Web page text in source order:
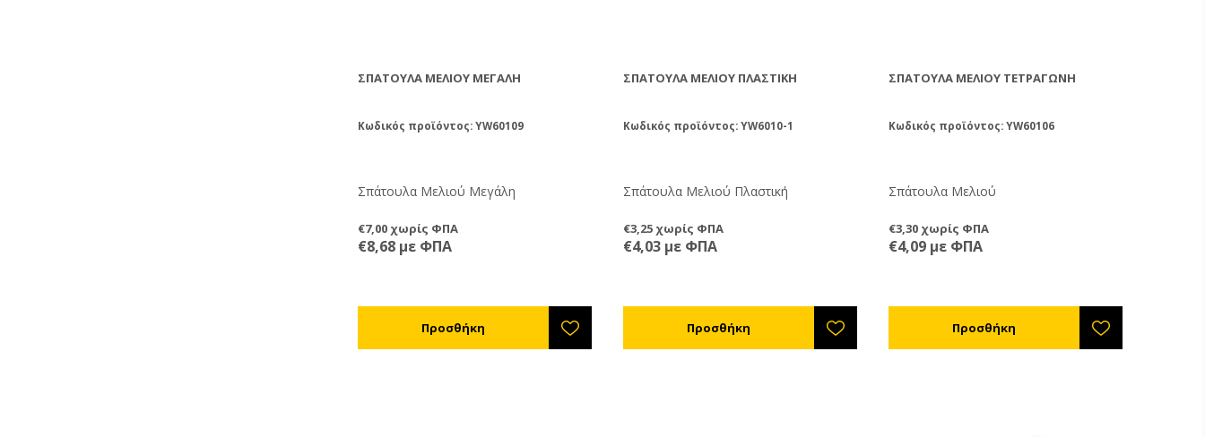
ΣΠΆΤΟΥΛΑ ΜΕΛΙΟΎ ΜΕΓΆΛΗ
Κωδικός προϊόντος: YW60109
Σπάτουλα Μελιού Μεγάλη
€7,00 χωρίς ΦΠΑ
€8,68 με ΦΠΑ
ΣΠΆΤΟΥΛΑ ΜΕΛΙΟΎ ΠΛΑΣΤΙΚΉ
Κωδικός προϊόντος: YW6010-1
Σπάτουλα Μελιού Πλαστική
€3,25 χωρίς ΦΠΑ
€4,03 με ΦΠΑ
ΣΠΆΤΟΥΛΑ ΜΕΛΙΟΎ ΤΕΤΡΆΓΩΝΗ
Κωδικός προϊόντος: YW60106
Σπάτουλα Μελιού
€3,30 χωρίς ΦΠΑ
€4,09 με ΦΠΑ